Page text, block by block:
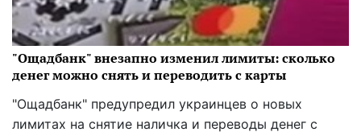
"Ощадбанк" внезапно изменил лимиты: сколько
денег можно снять и переводить с карты
"Ощадбанк" предупредил украинцев о новых
лимитах на снятие наличка и переводы денег с